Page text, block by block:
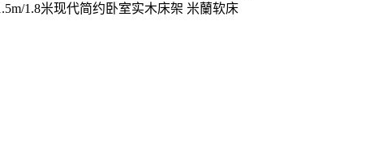
1.8米现代简约卧室实木床架 米蘭软床